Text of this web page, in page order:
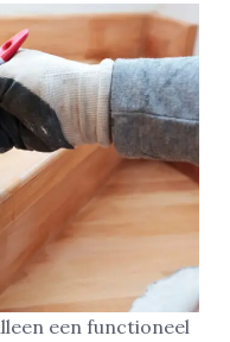
een functioneel